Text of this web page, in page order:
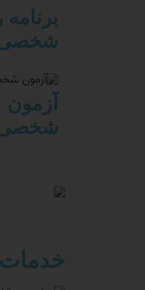
آزمون